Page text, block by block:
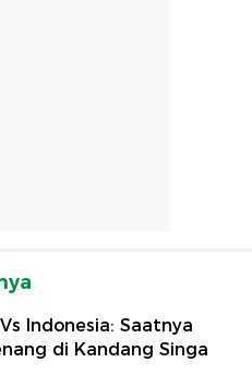
Indonesia: Saatnya
di Kandang Singa